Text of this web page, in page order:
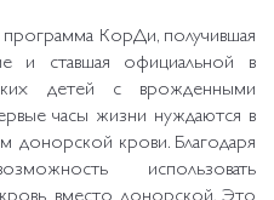
КорДи, получившая
и ставшая официальной в
детей с врожденными
часы жизни нуждаются в
донорской крови. Благодаря
использовать